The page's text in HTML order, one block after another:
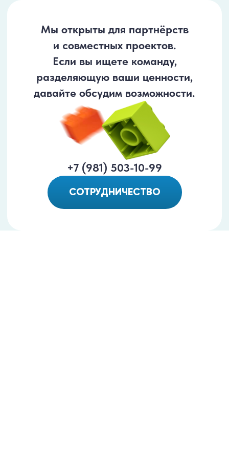
и совместных проектов.
Если вы ищете команду,
разделяющую ваши ценности,
давайте обсудим возможности.
+7 (981) 503-10-99
СОТРУДНИЧЕСТВО